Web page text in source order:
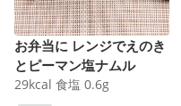
お弁当に レンジでえのき
とピーマン塩ナムル
29kcal 食塩 0.6g